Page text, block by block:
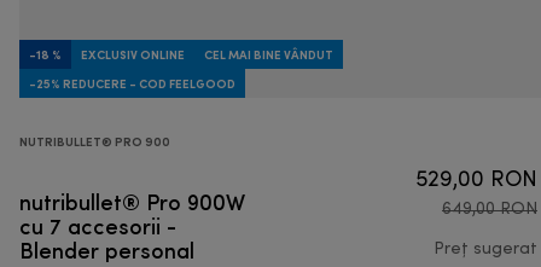
-18 % EXCLUSIV ONLINE
CEL MAI BINE VÂNDUT
-25% REDUCERE - COD FEELGOOD
NUTRIBULLET® PRO 900
nutribullet® Pro 900W
cu 7 accesorii -
Blender personal
529,00 RON
649,00 RON
Preț sugerat